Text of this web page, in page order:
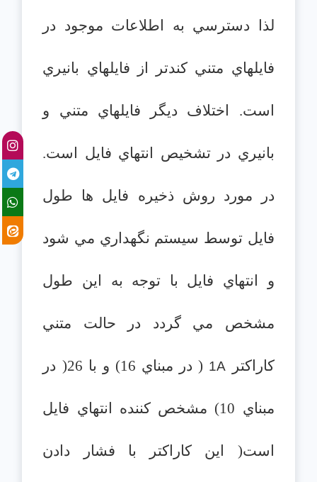
لذا دسترسي به اطلاعات موجود در
فايلهاي متني كندتر از فايلهاي بانيري
است. اختلاف ديگر فايلهاي متني و
بانيري در تشخيص انتهاي فايل است.
در مورد روش ذخيره فايل ها طول
فايل توسط سيستم نگهداري مي شود
و انتهاي فايل با توجه به اين طول
مشخص مي گردد در حالت متني
كاراكتر 1A ( در مبناي 16) و با 26( در
مبناي 10) مشخص كننده انتهاي فايل
است( اين كاراكتر با فشار دادن